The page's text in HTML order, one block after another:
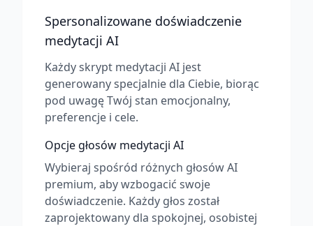
Spersonalizowane doświadczenie
medytacji AI
Każdy skrypt medytacji AI jest
generowany specjalnie dla Ciebie, biorąc
pod uwagę Twój stan emocjonalny,
preferencje i cele.
Opcje głosów medytacji AI
Wybieraj spośród różnych głosów AI
premium, aby wzbogacić swoje
doświadczenie. Każdy głos został
zaprojektowany dla spokojnej, osobistej